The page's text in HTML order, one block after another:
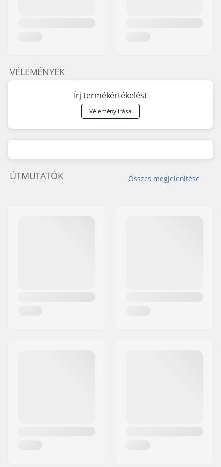
VÉLEMÉNYEK
Írj termékértékelést
Vélemény írása
Összes megjelenítése
ÚTMUTATÓK